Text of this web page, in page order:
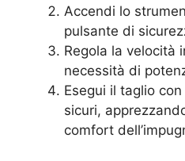
Accendi lo
pulsante di
Regola la velocità
necessità di
Esegui il taglio
sicuri,
comfort